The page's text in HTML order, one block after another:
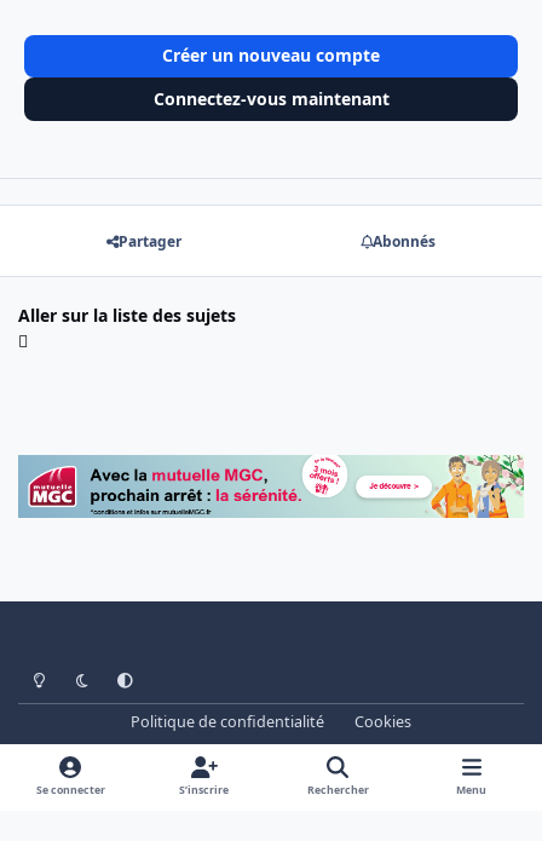
Créer un nouveau compte
Connectez-vous maintenant
Partager Abonnés
Aller sur la liste des sujets
Light ModeDark ModeSystem Preference
Politique de confidentialité
Cookies
www.cheminots.net - Forum Libre depuis 2003
Powered by
Invision Community
Se connecter S’inscrire Rechercher Menu